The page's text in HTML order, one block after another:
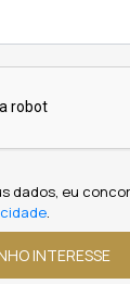
dados, eu
.
TENHO INTERESSE